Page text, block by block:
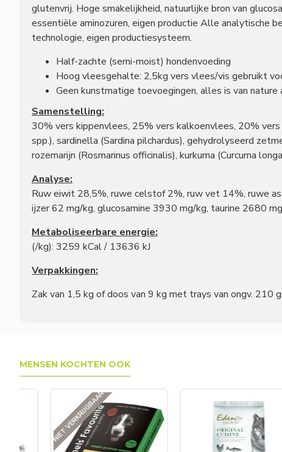
glutenvrij. Hoge smakelijkheid, natuurlijke bron van
essentiële aminozuren, eigen productie Alle analytische
technologie, eigen productiesysteem.
Half-zachte (semi-moist) hondenvoeding
Hoog vleesgehalte: 2,5kg vers vlees/vis gebruikt
Geen kunstmatige toevoegingen, alles is van
Samenstelling:
30% vers kippenvlees, 25% vers kalkoenvlees, 20% vers
spp.), sardinella (Sardina pilchardus), gehydrolyseerd
rozemarijn (Rosmarinus officinalis), kurkuma (Curcuma
Analyse:
Ruw eiwit 28,5%, ruwe celstof 2%, ruw vet 14%, ruwe
ijzer 62 mg/kg, glucosamine 3930 mg/kg, taurine 2680
Metaboliseerbare energie:
(/kg): 3259 kCal / 13636 kJ
Verpakkingen:
Zak van 1,5 kg ofdoos van 9 kg met trays van ongv. 210
MENSEN KOCHTEN OOK
NIET VERKRIJGBAAR